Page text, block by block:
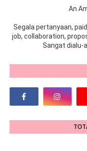
An
Segala pertanyaan,
job, collaboration,
Sangat dialu-